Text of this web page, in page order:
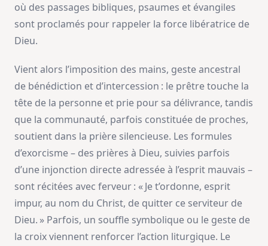
où des passages bibliques, psaumes et évangiles
sont proclamés pour rappeler la force libératrice de
Dieu.
Vient alors l’imposition des mains, geste ancestral
de bénédiction et d’intercession : le prêtre touche la
tête de la personne et prie pour sa délivrance, tandis
que la communauté, parfois constituée de proches,
soutient dans la prière silencieuse. Les formules
d’exorcisme – des prières à Dieu, suivies parfois
d’une injonction directe adressée à l’esprit mauvais –
sont récitées avec ferveur : « Je t’ordonne, esprit
impur, au nom du Christ, de quitter ce serviteur de
Dieu. » Parfois, un souffle symbolique ou le geste de
la croix viennent renforcer l’action liturgique. Le